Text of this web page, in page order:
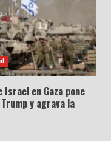
en Gaza pone
y agrava la